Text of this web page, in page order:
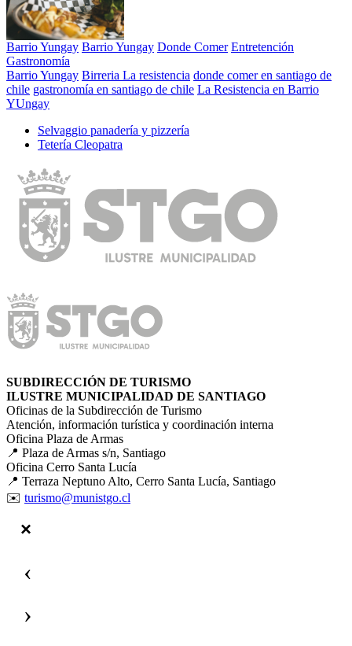
Barrio Yungay Barrio Yungay Donde Comer Entretención
Gastronomía
Barrio Yungay Birreria La resistencia donde comer en santiago de
chile gastronomía en santiago de chile La Resistencia en Barrio
YUngay
Selvaggio panadería y pizzería
Tetería Cleopatra
SUBDIRECCIÓN DE TURISMO
ILUSTRE MUNICIPALIDAD DE SANTIAGO
Oficinas de la Subdirección de Turismo
Atención, información turística y coordinación interna
Oficina Plaza de Armas
📍 Plaza de Armas s/n, Santiago
Oficina Cerro Santa Lucía
📍 Terraza Neptuno Alto, Cerro Santa Lucía, Santiago
✉️ turismo@munistgo.cl
‹
›